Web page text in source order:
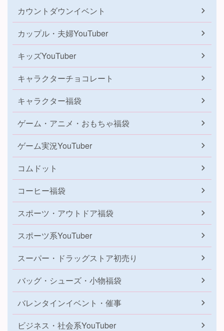
カウントダウンイベント
カップル・夫婦YouTuber
キッズYouTuber
キャラクターチョコレート
キャラクター福袋
ゲーム・アニメ・おもちゃ福袋
ゲーム実況YouTuber
コムドット
コーヒー福袋
スポーツ・アウトドア福袋
スポーツ系YouTuber
スーパー・ドラッグストア初売り
バッグ・シューズ・小物福袋
バレンタインイベント・催事
ビジネス・社会系YouTuber